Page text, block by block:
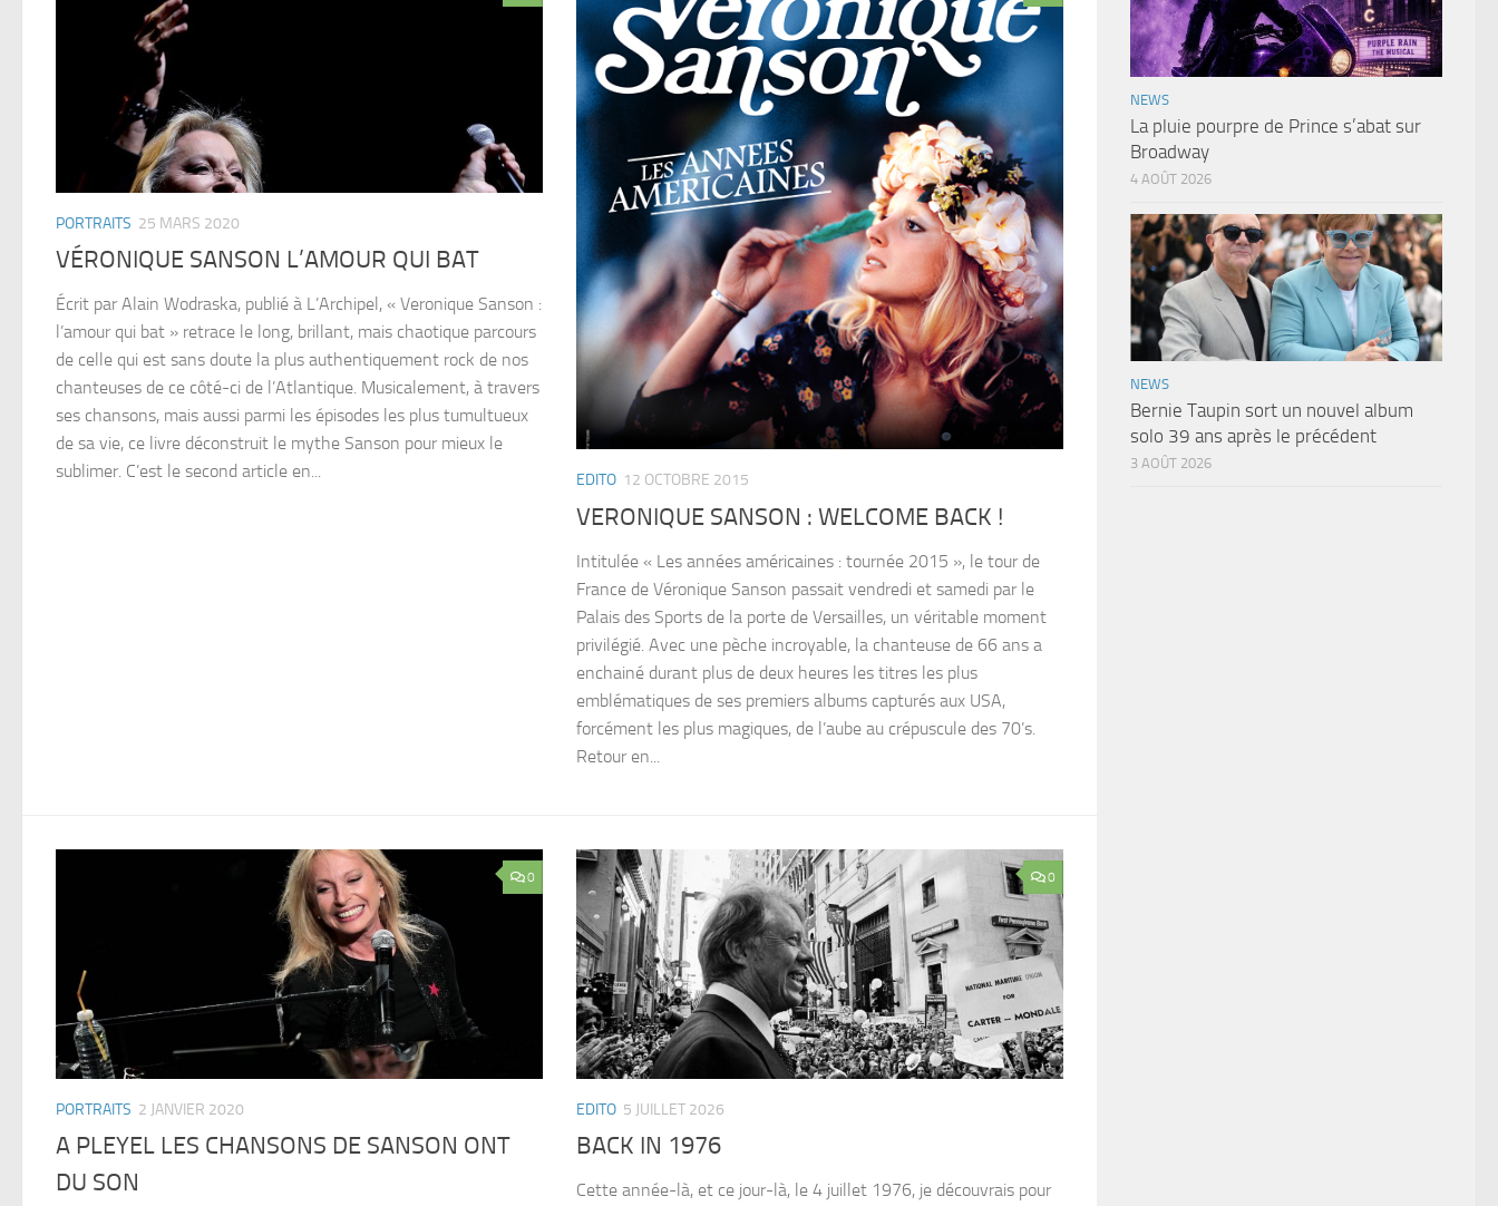
PORTRAITS 25 MARS 2020
VÉRONIQUE SANSON L’AMOUR QUI BAT
Écrit par Alain Wodraska, publié à L’Archipel, « Veronique Sanson :
l’amour qui bat » retrace le long, brillant, mais chaotique parcours
de celle qui est sans doute la plus authentiquement rock de nos
chanteuses de ce côté-ci de l’Atlantique. Musicalement, à travers
ses chansons, mais aussi parmi les épisodes les plus tumultueux
de sa vie, ce livre déconstruit le mythe Sanson pour mieux le
sublimer. C’est le second article en...
EDITO 12 OCTOBRE 2015
VERONIQUE SANSON : WELCOME BACK !
Intitulée « Les années américaines : tournée 2015 », le tour de
France de Véronique Sanson passait vendredi et samedi par le
Palais des Sports de la porte de Versailles, un véritable moment
privilégié. Avec une pèche incroyable, la chanteuse de 66 ans a
enchainé durant plus de deux heures les titres les plus
emblématiques de ses premiers albums capturés aux USA,
forcément les plus magiques, de l’aube au crépuscule des 70’s.
Retour en...
0
PORTRAITS 2 JANVIER 2020
A PLEYEL LES CHANSONS DE SANSON ONT
DU SON
0
EDITO 5 JUILLET 2026
BACK IN 1976
Cette année-là, et ce jour-là, le 4 juillet 1976, je découvrais pour
NEWS
La pluie pourpre de Prince s’abat sur
Broadway
4 AOÛT 2026
NEWS
Bernie Taupin sort un nouvel album
solo 39 ans après le précédent
3 AOÛT 2026